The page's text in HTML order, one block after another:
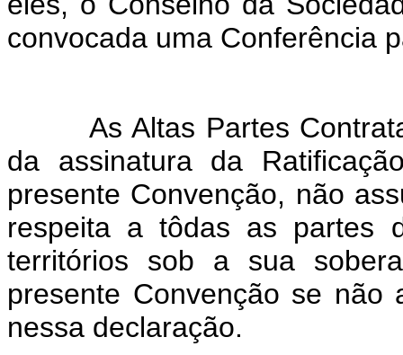
convocada uma Conferência
As Altas Partes
da assinatura da
presente Convenção, não
respeita a tôdas as partes
territórios sob a sua
presente Convenção se não
nessa declaração.